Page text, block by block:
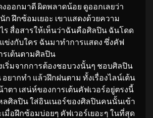
ออกมาดี ผิดพลาดน้อย ดูออกเลยว่า
ฝึกซ้อมเยอะ เขาแสดงด้วยความ
ร สื่อสารให้เห็นว่าฉันคือศิลปิน ฉันโดด
ข่งกับใคร ฉันมาทำการแสดง ซึ่งคัฟ
รเต้นตามศิลปิน
เริ่มจากการต้องชอบวงนั้นๆ ชอบศิลปิน
ยากทำ แล้วฝึกฝนตาม ทั้งเรื่องไลน์เต้น
าตา เสน่ห์ของการเต้นคัฟเวอร์อยู่ตรงนี้
ลศิลปิน ใส่อินเนอร์ของศิลปินคนนั้นเข้า
เมื่อฝึกซ้อมบ่อยๆ คัฟเวอร์เยอะๆ ในที่สุด